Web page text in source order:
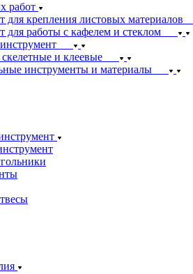
работ
для крепления листовых материалов
для работы с кафелем и стеклом
и клеевые
инструменты и материалы